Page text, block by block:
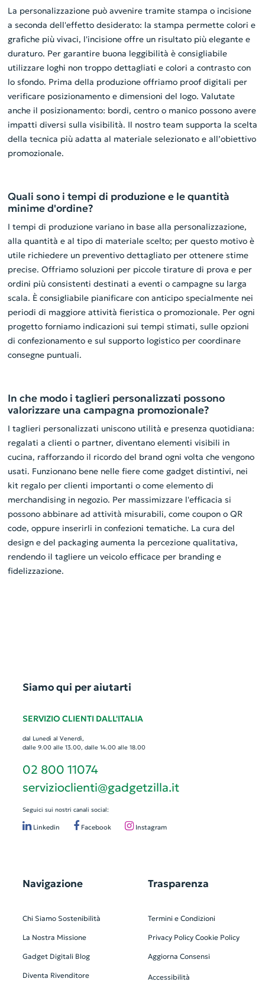
La personalizzazione può avvenire tramite stampa o incisione
a seconda dell'effetto desiderato: la stampa permette colori e
grafiche più vivaci, l'incisione offre un risultato più elegante e
duraturo. Per garantire buona leggibilità è consigliabile
utilizzare loghi non troppo dettagliati e colori a contrasto con
lo sfondo. Prima della produzione offriamo proof digitali per
verificare posizionamento e dimensioni del logo. Valutate
anche il posizionamento: bordi, centro o manico possono avere
impatti diversi sulla visibilità. Il nostro team supporta la scelta
della tecnica più adatta al materiale selezionato e all’obiettivo
promozionale.
Quali sono i tempi di produzione e le quantità
minime d'ordine?
I tempi di produzione variano in base alla personalizzazione,
alla quantità e al tipo di materiale scelto; per questo motivo è
utile richiedere un preventivo dettagliato per ottenere stime
precise. Offriamo soluzioni per piccole tirature di prova e per
ordini più consistenti destinati a eventi o campagne su larga
scala. È consigliabile pianificare con anticipo specialmente nei
periodi di maggiore attività fieristica o promozionale. Per ogni
progetto forniamo indicazioni sui tempi stimati, sulle opzioni
di confezionamento e sul supporto logistico per coordinare
consegne puntuali.
In che modo i taglieri personalizzati possono
valorizzare una campagna promozionale?
I taglieri personalizzati uniscono utilità e presenza quotidiana:
regalati a clienti o partner, diventano elementi visibili in
cucina, rafforzando il ricordo del brand ogni volta che vengono
usati. Funzionano bene nelle fiere come gadget distintivi, nei
kit regalo per clienti importanti o come elemento di
merchandising in negozio. Per massimizzare l'efficacia si
possono abbinare ad attività misurabili, come coupon o QR
code, oppure inserirli in confezioni tematiche. La cura del
design e del packaging aumenta la percezione qualitativa,
rendendo il tagliere un veicolo efficace per branding e
fidelizzazione.
Siamo qui per aiutarti
SERVIZIO CLIENTI DALL'ITALIA
dal Lunedì al Venerdì,
dalle 9.00 alle 13.00, dalle 14.00 alle 18.00
02 800 11074
servizioclienti@gadgetzilla.it
Seguici sui nostri canali social:
Linkedin Facebook Instagram
Navigazione
Chi Siamo Sostenibilità
La Nostra Missione
Gadget Digitali Blog
Diventa Rivenditore
Trasparenza
Termini e Condizioni
Privacy Policy Cookie Policy
Aggiorna Consensi
Accessibilità